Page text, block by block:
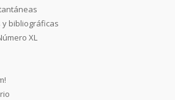
bibliográficas
XL